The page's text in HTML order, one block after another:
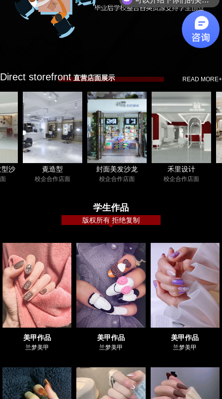
READ MORE+
Direct storefront直营店面展示
覔造型
校企合作店面
封面美发沙龙
校企合作店面
禾里设计
校企合作店面
学生作品
版权所有 拒绝复制
美甲作品
兰梦美甲
美甲作品
兰梦美甲
美甲作品
兰梦美甲